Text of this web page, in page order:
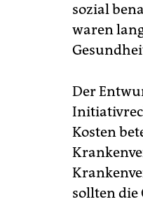
sozial
waren
Der
Kosten
sollten die